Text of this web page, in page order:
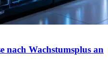
nach Wachstumsplus an